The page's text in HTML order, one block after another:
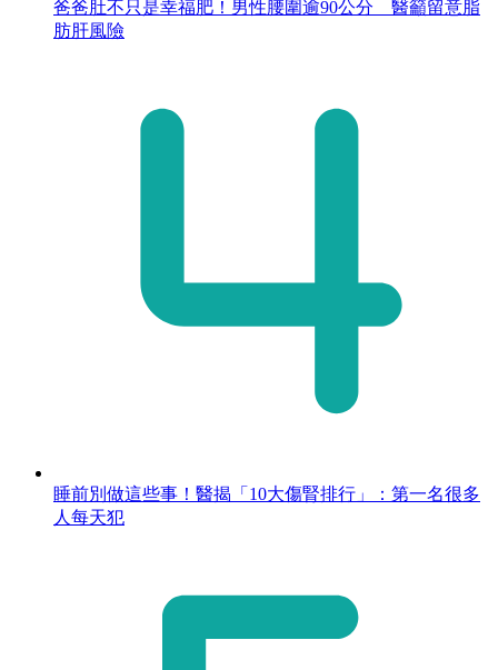
爸爸肚不只是幸福肥！男性腰圍逾90公分 醫籲留意脂
肪肝風險
睡前別做這些事！醫揭「10大傷腎排行」：第一名很多
人每天犯